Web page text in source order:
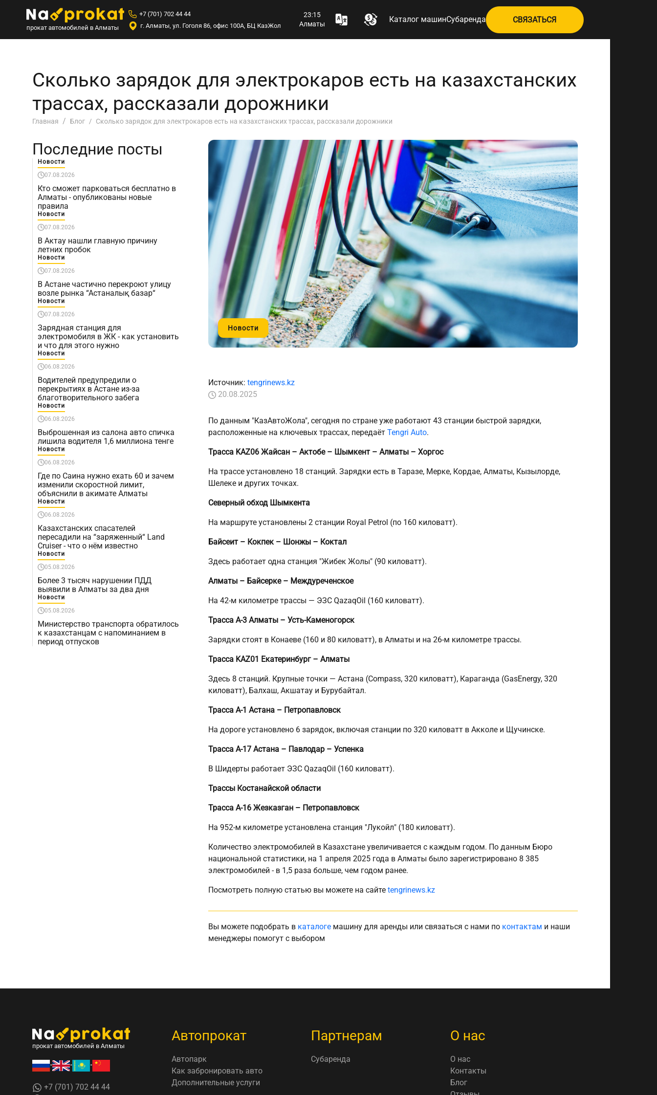
прокат автомобилей в Алматы
+7 (701) 702 44 44
г. Алматы, ул. Гоголя 86, офис 100А, БЦ КазЖол
23:15
Алматы
Каталог машинСубаренда СВЯЗАТЬСЯ
Сколько зарядок для электрокаров есть на казахстанских
трассах, рассказали дорожники
Главная Блог Сколько зарядок для электрокаров есть на казахстанских трассах, рассказали дорожники
Последние посты
Новости
07.08.2026
Кто сможет парковаться бесплатно в
Алматы - опубликованы новые
правила
Новости
07.08.2026
В Актау нашли главную причину
летних пробок
Новости
07.08.2026
В Астане частично перекроют улицу
возле рынка “Астаналық базар“
Новости
07.08.2026
Зарядная станция для
электромобиля в ЖК - как установить
и что для этого нужно
Новости
06.08.2026
Водителей предупредили о
перекрытиях в Астане из-за
благотворительного забега
Новости
06.08.2026
Выброшенная из салона авто спичка
лишила водителя 1,6 миллиона тенге
Новости
06.08.2026
Где по Саина нужно ехать 60 и зачем
изменили скоростной лимит,
объяснили в акимате Алматы
Новости
06.08.2026
Казахстанских спасателей
пересадили на “заряженный“ Land
Cruiser - что о нём известно
Новости
05.08.2026
Более 3 тысяч нарушении ПДД
выявили в Алматы за два дня
Новости
05.08.2026
Министерство транспорта обратилось
к казахстанцам с напоминанием в
период отпусков
Новости
Источник: tengrinews.kz
20.08.2025
По данным "КазАвтоЖола", сегодня по стране уже работают 43 станции быстрой зарядки,
расположенные на ключевых трассах, передаёт Tengri Auto.
Трасса KAZ06 Жайсан – Актобе – Шымкент – Алматы – Хоргос
На трассе установлено 18 станций. Зарядки есть в Таразе, Мерке, Кордае, Алматы, Кызылорде,
Шелеке и других точках.
Северный обход Шымкента
На маршруте установлены 2 станции Royal Petrol (по 160 киловатт).
Байсеит – Кокпек – Шонжы – Коктал
Здесь работает одна станция "Жибек Жолы" (90 киловатт).
Алматы – Байсерке – Междуреченское
На 42-м километре трассы — ЭЗС QazaqOil (160 киловатт).
Трасса А-3 Алматы – Усть-Каменогорск
Зарядки стоят в Конаеве (160 и 80 киловатт), в Алматы и на 26-м километре трассы.
Трасса KAZ01 Екатеринбург – Алматы
Здесь 8 станций. Крупные точки — Астана (Compass, 320 киловатт), Караганда (GasEnergy, 320
киловатт), Балхаш, Акшатау и Бурубайтал.
Трасса А-1 Астана – Петропавловск
На дороге установлено 6 зарядок, включая станции по 320 киловатт в Акколе и Щучинске.
Трасса А-17 Астана – Павлодар – Успенка
В Шидерты работает ЭЗС QazaqOil (160 киловатт).
Трассы Костанайской области
Трасса А-16 Жезказган – Петропавловск
На 952-м километре установлена станция "Лукойл" (180 киловатт).
Количество электромобилей в Казахстане увеличивается с каждым годом. По данным Бюро
национальной статистики, на 1 апреля 2025 года в Алматы было зарегистрировано 8 385
электромобилей - в 1,5 раза больше, чем годом ранее.
Посмотреть полную статью вы можете на сайте tengrinews.kz
Вы можете подобрать в каталоге машину для аренды или связаться с нами по контактам и наши
менеджеры помогут с выбором
прокат автомобилей в Алматы
• • •
+7 (701) 702 44 44
Автопрокат
Автопарк
Как забронировать авто
Дополнительные услуги
Партнерам
Субаренда
О нас
О нас
Контакты
Блог